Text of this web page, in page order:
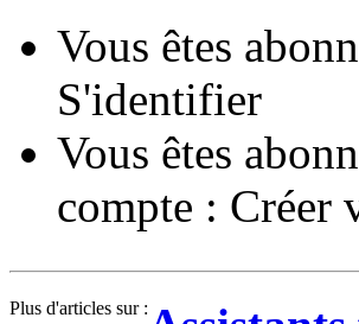
Vous êtes
S'identifier
Vous êtes
compte : Créer
Plus d'articles sur :